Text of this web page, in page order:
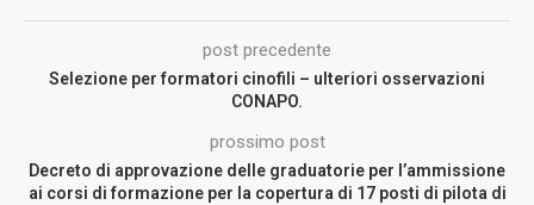
post precedente
Selezione per formatori cinofili – ulteriori osservazioni
CONAPO.
prossimo post
Decreto di approvazione delle graduatorie per l’ammissione
ai corsi di formazione per la copertura di 17 posti di pilota di